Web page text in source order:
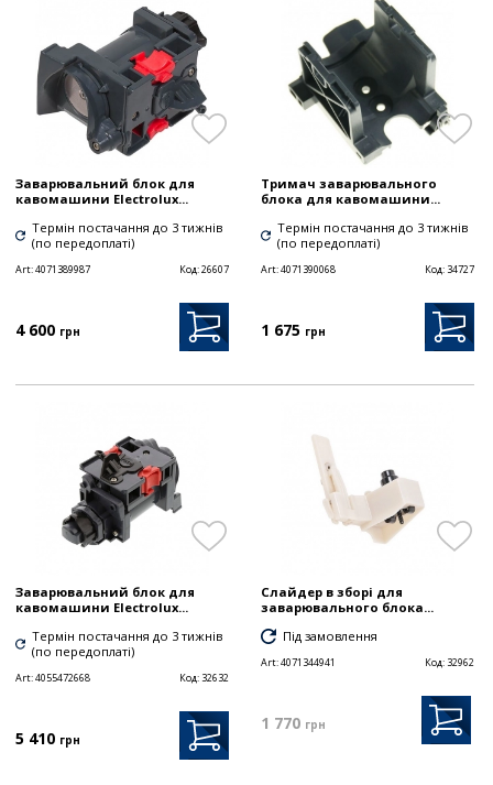
Заварювальний блок для
кавомашини Electrolux...
Термін постачання до 3 тижнів
(по передоплаті)
Art:4071389987 Код:26607
4 600 грн
Тримач заварювального
блока для кавомашини...
Термін постачання до 3 тижнів
(по передоплаті)
Art:4071390068 Код: 34727
1 675 грн
Заварювальний блок для
кавомашини Electrolux...
Термін постачання до 3 тижнів
(по передоплаті)
Art:4055472668 Код: 32632
5 410 грн
Слайдер в зборі для
заварювального блока...
Під замовлення
Art:4071344941 Код: 32962
1 770 грн